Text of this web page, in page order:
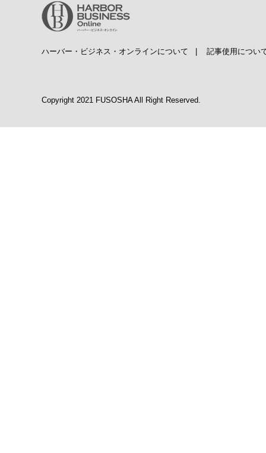
ハーバー・ビジネス・オンラインについて | 記事使用につい
Copyright 2021 FUSOSHA All Right Reserved.